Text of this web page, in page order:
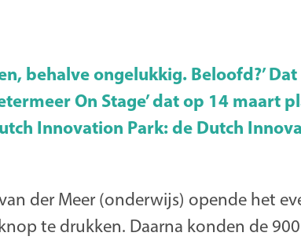
behalve ongelukkig. Beloofd?’
On Stage’ dat op 14 maart
Innovation Park: de Dutch
der Meer (onderwijs) opende het
te drukken. Daarna konden de